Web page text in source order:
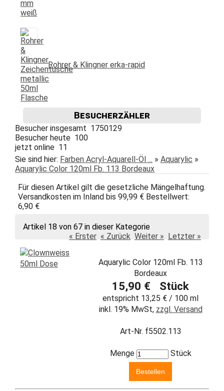
Rohrer & Klingner erka-rapid
Besucherzähler
Besucher insgesamt 1750129
Besucher heute 100
jetzt online 11
Sie sind hier: Farben Acryl-Aquarell-Öl ... » Aquarylic »
Aquarylic Color 120ml Fb. 113 Bordeaux
Für diesen Artikel gilt die gesetzliche Mängelhaftung.
Versandkosten im Inland bis 99,99 € Bestellwert:
6,90 €
Artikel 18 von 67 in dieser Kategorie
« Erster « Zurück Weiter » Letzter »
Aquarylic Color 120ml Fb. 113
Bordeaux
15,90 € Stück
entspricht 13,25 € / 100 ml
inkl. 19% MwSt, zzgl. Versand
Art-Nr. f5502.113
Menge Stück